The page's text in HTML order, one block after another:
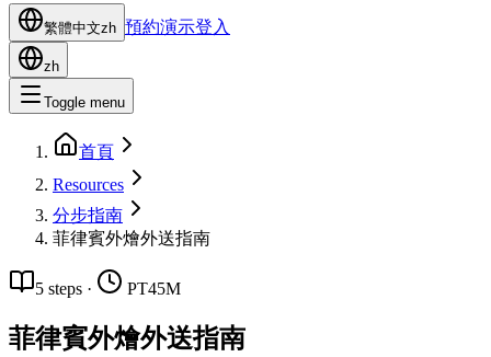
繁體中文zh 預約演示登入
zh
Toggle menu
首頁
Resources
分步指南
菲律賓外燴外送指南
5 steps · PT45M
菲律賓外燴外送指南